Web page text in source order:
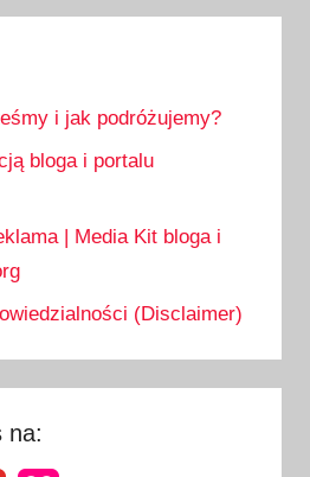
i jak podróżujemy?
bloga i portalu
| Media Kit bloga i
(Disclaimer)
na: